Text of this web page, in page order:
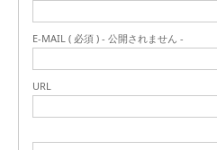
E-MAIL ( 必須 ) - 公開されません -
URL